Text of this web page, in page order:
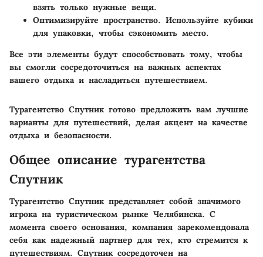
взять только нужные вещи.
Оптимизируйте пространство. Используйте кубики
для упаковки, чтобы сэкономить место.
Все эти элементы будут способствовать тому, чтобы
вы смогли сосредоточиться на важных аспектах
вашего отдыха и насладиться путешествием.
Турагентство Спутник готово предложить вам лучшие
варианты для путешествий, делая акцент на качестве
отдыха и безопасности.
Общее описание турагентства
Спутник
Турагентство Спутник представляет собой значимого
игрока на туристическом рынке Челябинска. С
момента своего основания, компания зарекомендовала
себя как надежный партнер для тех, кто стремится к
путешествиям. Спутник сосредоточен на